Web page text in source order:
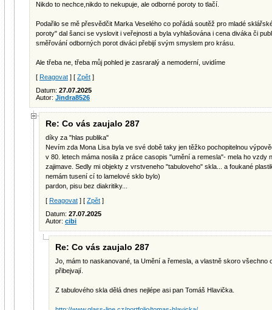
Nikdo to nechce,nikdo to nekupuje, ale odborné poroty to tlačí.
Podařilo se mě přesvědčit Marka Veselého co pořádá soutěž pro mladé
poroty" dal šanci se vyslovit i veřejnosti a byla vyhlašována i cena diváka či
směřování odborných porot diváci přebijí svým smyslem pro krásu.
Ale třeba ne, třeba můj pohled je zasraralý a nemoderní, uvidíme
[ Reagovat ] [ Zpět ]
Datum: 27.07.2025
Autor: Jindra8526
Re: Co vás zaujalo 287
díky za "hlas publika"
Nevím zda Mona Lisa byla ve své době taky jen těžko pochopitelnou
v 80. letech máma nosila z práce casopis "umění a remesla"- mela ho vzdy
zajimave. Sedly mi objekty z vrstveneho "tabuloveho" skla... a foukané
nemám tusení cí to lamelové sklo bylo)
pardon, pisu bez diakritiky...
[ Reagovat ] [ Zpět ]
Datum: 27.07.2025
Autor: cibi
Re: Co vás zaujalo 287
Jo, mám to naskanované, ta Umění a řemesla, a vlastně skoro všechno
přibejvají.
Z tabulového skla dělá dnes nejlépe asi pan Tomáš Hlavička.